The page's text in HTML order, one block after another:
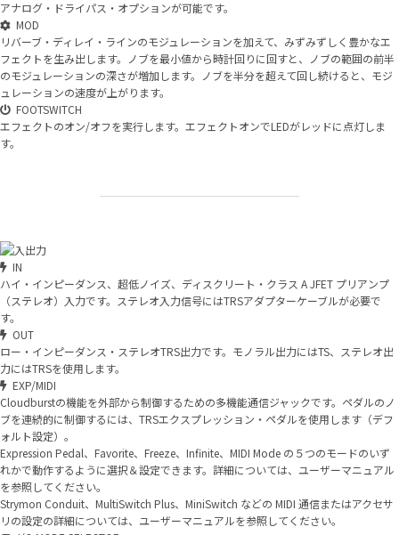
アナログ・ドライパス・オプションが可能です。
MOD
リバーブ・ディレイ・ラインのモジュレーションを加えて、みずみずしく豊かなエ
フェクトを生み出します。ノブを最小値から時計回りに回すと、ノブの範囲の前半
のモジュレーションの深さが増加します。ノブを半分を超えて回し続けると、モジ
ュレーションの速度が上がります。
FOOTSWITCH
エフェクトのオン/オフを実行します。エフェクトオンでLEDがレッドに点灯しま
す。
IN
ハイ・インピーダンス、超低ノイズ、ディスクリート・クラス A JFET プリアンプ
（ステレオ）入力です。ステレオ入力信号にはTRSアダプターケーブルが必要で
す。
OUT
ロー・インピーダンス・ステレオTRS出力です。モノラル出力にはTS、ステレオ出
力にはTRSを使用します。
EXP/MIDI
Cloudburstの機能を外部から制御するための多機能通信ジャックです。ペダルのノ
ブを連続的に制御するには、TRSエクスプレッション・ペダルを使用します（デフ
ォルト設定）。
Expression Pedal、Favorite、Freeze、Infinite、MIDI Mode の５つのモードのいず
れかで動作するように選択＆設定できます。詳細については、ユーザーマニュアル
を参照してください。
Strymon Conduit、MultiSwitch Plus、MiniSwitch などの MIDI 通信またはアクセサ
リの設定の詳細については、ユーザーマニュアルを参照してください。